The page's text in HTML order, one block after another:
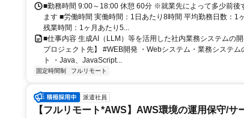
■勤務時間 9:00～18:00 休憩 60分 ※就業先によって多少前後
ます ■労働時間 実働時間：1日あたり8時間 平均勤務日数：1
残業時間：1ヶ月あたり5...
■仕事内容 生成AI（LLM）等を活用した社内業務システムの
プロジェクト先】 #WEB開発 ・Webシステム・業務システム
ト ・Java、JavaScript...
固定時間制 フルリモート
派遣社員
【フルリモート*AWS】AWS環境の運用保守/